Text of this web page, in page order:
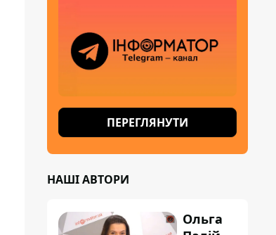
ПЕРЕГЛЯНУТИ
НАШІ АВТОРИ
Ольга